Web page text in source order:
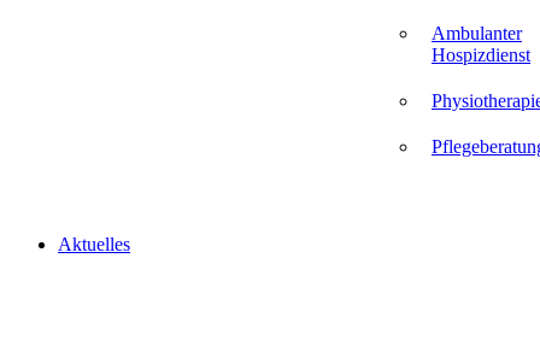
Aktuelles
Ambulanter
Hospizdienst